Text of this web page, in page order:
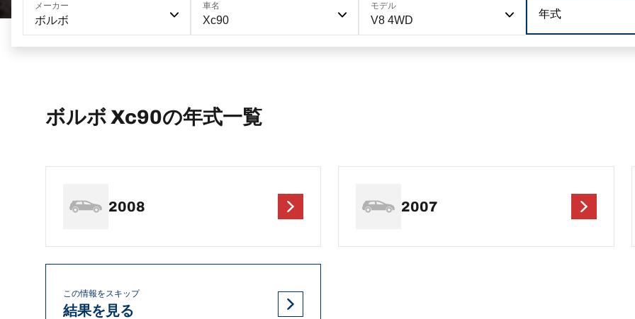
メーカー
ボルボ
車名
Xc90
モデル
V8 4WD
年式
ボルボ Xc90の年式一覧
2008 2007
この情報をスキップ
結果を見る